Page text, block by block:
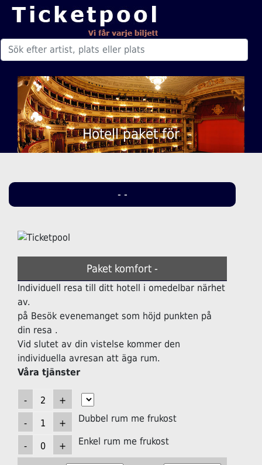
Hotell paket för
- -
Paket komfort -
Individuell resa till ditt hotell i omedelbar närhet
av.
på Besök evenemanget som höjd punkten på
din resa .
Vid slutet av din vistelse kommer den
individuella avresan att äga rum.
Våra tjänster
Dubbel rum me frukost
Enkel rum me frukost